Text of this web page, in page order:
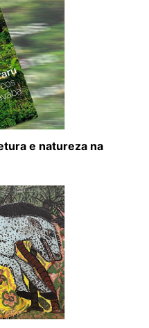
e natureza na